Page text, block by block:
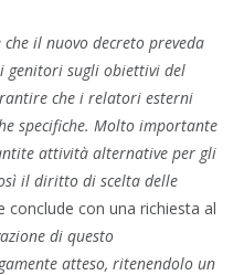
il nuovo decreto preveda
genitori sugli obiettivi del
che i relatori esterni
specifiche. Molto importante
attività alternative per gli
il diritto di scelta delle
conclude con una richiesta al
di questo
atteso, ritenendolo un